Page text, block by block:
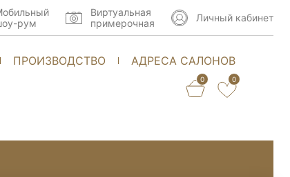
ПРОИЗВОДСТВО АДРЕСА САЛОНОВ
0 0
рум
Виртуальная
примерочная
Личный кабинет